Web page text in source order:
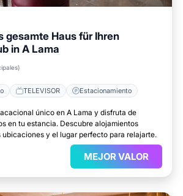
gesamte Haus für Ihren
in A Lama
TELEVISOR Estacionamiento
único en A Lama y disfruta de
en tu estancia. Descubre alojamientos
y el lugar perfecto para relajarte.
MEJOR VALOR